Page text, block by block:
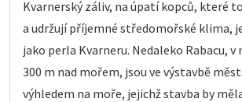
Kvarnerský záliv, na úpatí kopců, které
a udržují příjemné středomořské klima,
jako perla Kvarneru. Nedaleko Rabacu, v
300 m nad mořem, jsou ve výstavbě
výhledem na moře, jejichž stavba by